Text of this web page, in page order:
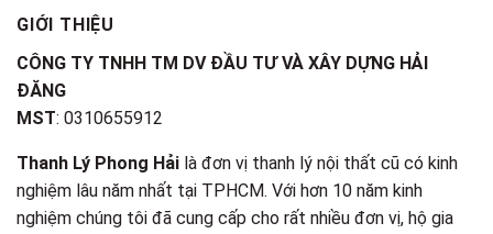
GIỚI THIỆU
CÔNG TY TNHH TM DV ĐẦU TƯ VÀ XÂY DỰNG HẢI
ĐĂNG
MST: 0310655912
Thanh Lý Phong Hải là đơn vị thanh lý nội thất cũ có kinh
nghiệm lâu năm nhất tại TPHCM. Với hơn 10 năm kinh
nghiệm chúng tôi đã cung cấp cho rất nhiều đơn vị, hộ gia